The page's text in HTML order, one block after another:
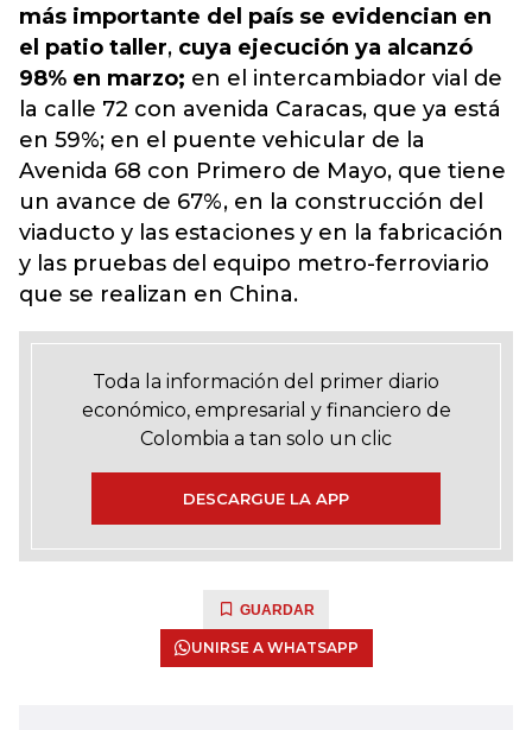
más importante del país se evidencian en
el patio taller, cuya ejecución ya alcanzó
98% en marzo; en el intercambiador vial de
la calle 72 con avenida Caracas, que ya está
en 59%; en el puente vehicular de la
Avenida 68 con Primero de Mayo, que tiene
un avance de 67%, en la construcción del
viaducto y las estaciones y en la fabricación
y las pruebas del equipo metro-ferroviario
que se realizan en China.
Toda la información del primer diario
económico, empresarial y financiero de
Colombia a tan solo un clic
DESCARGUE LA APP
GUARDAR
UNIRSE A WHATSAPP